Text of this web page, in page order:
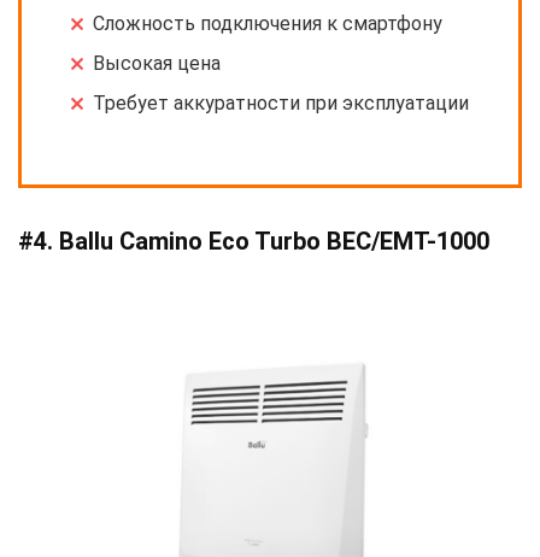
Сложность подключения к смартфону
Высокая цена
Требует аккуратности при эксплуатации
#4. Ballu Camino Eco Turbo BEC/EMT-1000